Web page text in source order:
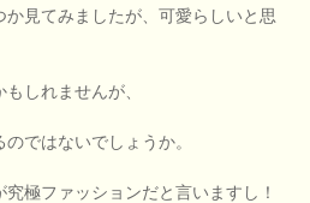
見てみましたが、可愛らしいと思
しれませんが、
ではないでしょうか。
極ファッションだと言いますし！